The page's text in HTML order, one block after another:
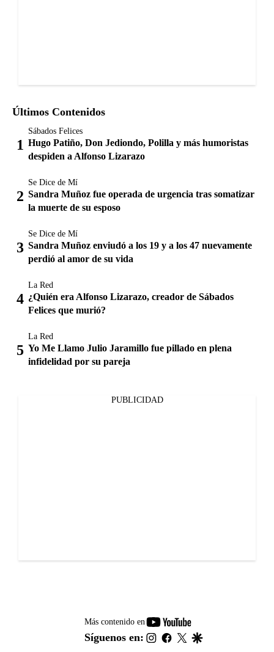
Últimos Contenidos
Sábados Felices
Hugo Patiño, Don Jediondo, Polilla y más humoristas
despiden a Alfonso Lizarazo
Se Dice de Mí
Sandra Muñoz fue operada de urgencia tras somatizar
la muerte de su esposo
Se Dice de Mí
Sandra Muñoz enviudó a los 19 y a los 47 nuevamente
perdió al amor de su vida
La Red
¿Quién era Alfonso Lizarazo, creador de Sábados
Felices que murió?
La Red
Yo Me Llamo Julio Jaramillo fue pillado en plena
infidelidad por su pareja
PUBLICIDAD
Más contenido en
youtube-
footer
Síguenos en: instagram
facebook
twitter